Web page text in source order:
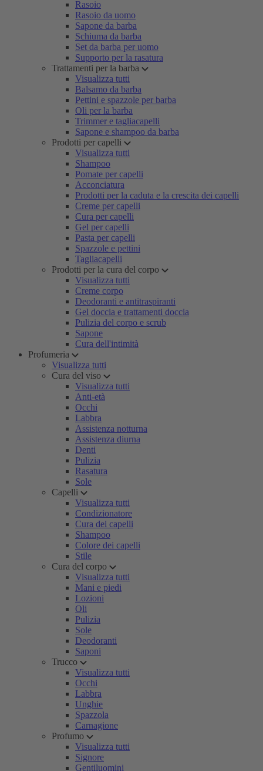
Rasoio
Rasoio da uomo
Sapone da barba
Schiuma da barba
Set da barba per uomo
Supporto per la rasatura
Trattamenti per la barba
Visualizza tutti
Balsamo da barba
Pettini e spazzole per barba
Oli per la barba
Trimmer e tagliacapelli
Sapone e shampoo da barba
Prodotti per capelli
Visualizza tutti
Shampoo
Pomate per capelli
Acconciatura
Prodotti per la caduta e la crescita dei capelli
Creme per capelli
Cura per capelli
Gel per capelli
Pasta per capelli
Spazzole e pettini
Tagliacapelli
Prodotti per la cura del corpo
Visualizza tutti
Creme corpo
Deodoranti e antitraspiranti
Gel doccia e trattamenti doccia
Pulizia del corpo e scrub
Sapone
Cura dell'intimità
Profumeria
Visualizza tutti
Cura del viso
Visualizza tutti
Anti-età
Occhi
Labbra
Assistenza notturna
Assistenza diurna
Denti
Pulizia
Rasatura
Sole
Capelli
Visualizza tutti
Condizionatore
Cura dei capelli
Shampoo
Colore dei capelli
Stile
Cura del corpo
Visualizza tutti
Mani e piedi
Lozioni
Oli
Pulizia
Sole
Deodoranti
Saponi
Trucco
Visualizza tutti
Occhi
Labbra
Unghie
Spazzola
Carnagione
Profumo
Visualizza tutti
Signore
Gentiluomini